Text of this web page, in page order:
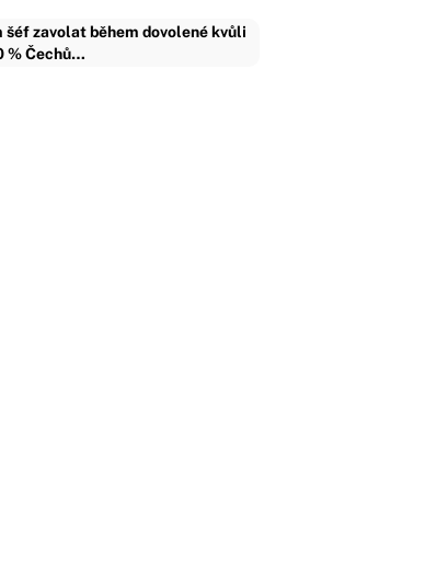
šéf zavolat během dovolené kvůli
% Čechů…